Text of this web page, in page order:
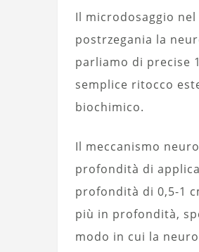
Il microdosaggio
postrzegania la
parliamo di precise
semplice ritocco
biochimico.
Il meccanismo
profondità di
profondità di 0,5-1
più in profondità,
modo in cui la